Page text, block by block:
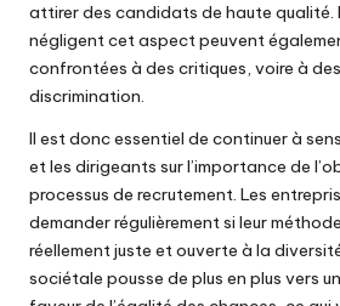
attirer des candidats de haute qualité.
négligent cet aspect peuvent
confrontées à des critiques, voire à
discrimination.
Il est donc essentiel de continuer à
et les dirigeants sur l’importance de
processus de recrutement. Les
demander régulièrement si leur
réellement juste et ouverte à la
sociétale pousse de plus en plus vers